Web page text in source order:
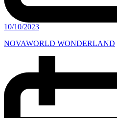
10/10/2023
NOVAWORLD WONDERLAND